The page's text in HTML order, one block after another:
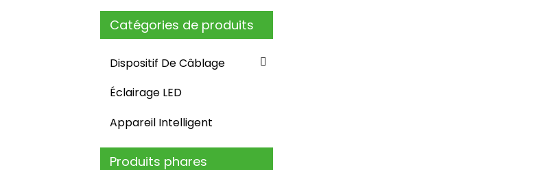
Catégories de produits
Dispositif De Câblage
Éclairage LED
Appareil Intelligent
Produits phares